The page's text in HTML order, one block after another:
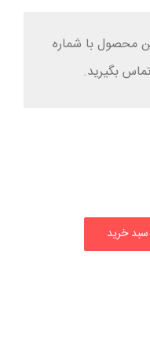
محصول با شماره
بگیرید.
خرید